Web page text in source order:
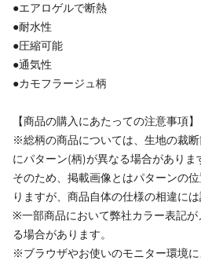
●エアロゲルで断熱
●耐水性
●圧縮可能
●通気性
●カモフラージュ柄
【商品の購入にあたっての注意事項】
※総柄の商品については、生地の裁
にパターン(柄)が異なる場合がありま
そのため、掲載画像とはパターンの
りますが、商品自体の仕様の相違には
※一部商品において弊社カラー表記
る場合があります。
※ブラウザやお使いのモニター環境